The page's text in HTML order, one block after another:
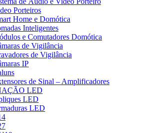
Porteiros
Home e Domótica
Inteligentes
e Comutadores Domótica
de Vigilância
de Vigilância
IP
de Sinal – Amplificadores
LED
LED
LED